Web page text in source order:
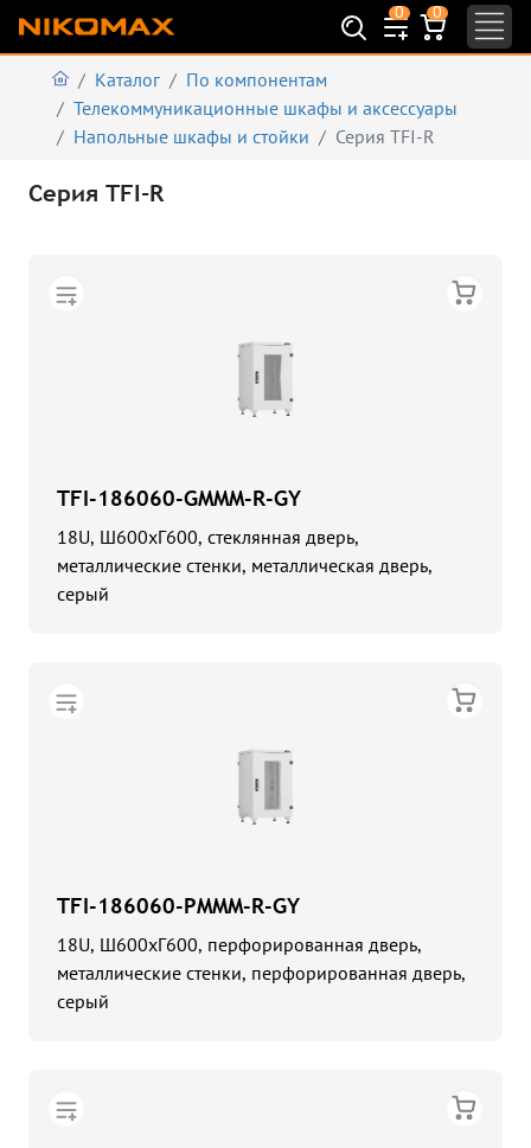
0 0
Каталог
По компонентам
Телекоммуникационные шкафы и аксеcсуары
Напольные шкафы и стойки
Серия TFI-R
Серия TFI-R
TFI-186060-GMMM-R-GY
18U, Ш600хГ600, стеклянная дверь,
металлические стенки, металлическая дверь,
серый
TFI-186060-PMMM-R-GY
18U, Ш600хГ600, перфорированная дверь,
металлические стенки, перфорированная дверь,
серый